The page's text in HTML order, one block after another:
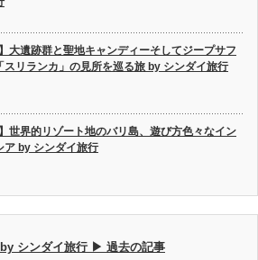
】大遺跡群と聖地キャンディーそしてジープサフ
スリランカ」の見所を巡る旅 by シンダイ旅行
】世界的リゾート地のバリ島、遊び方色々なイン
ア by シンダイ旅行
by シンダイ旅行 ▶ 過去の記事